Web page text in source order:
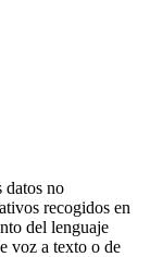
datos no
recogidos en
del lenguaje
voz a texto o de